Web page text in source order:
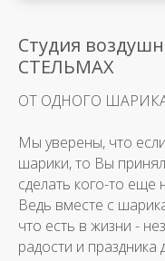
Студия
СТЕЛЬМАХ
ОТ ОДНОГО
Мы уверены, что
шарики, то Вы
сделать кого-то еще
Ведь вместе с
что есть в жизни -
радости и праздника